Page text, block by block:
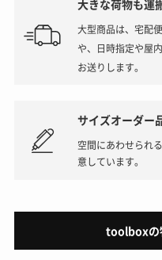
大きな荷物も運
大型商品は、宅配
や、日時指定や屋
お送りします。
サイズオーダー
空間にあわせられ
意しています。
toolboxの